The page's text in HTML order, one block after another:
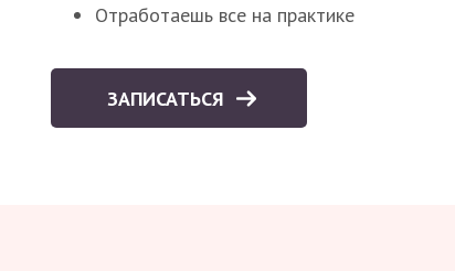
Отработаешь все на практике
ЗАПИСАТЬСЯ